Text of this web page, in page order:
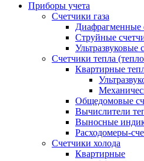
Приборы учета
Счетчики газа
Диафрагменные
Струйные
Ультразвуковые
Счетчики тепла
Квартирные
Общедомовые
Вычислители
Выносные
Расходомеры-
Счетчики холода
Квартирные